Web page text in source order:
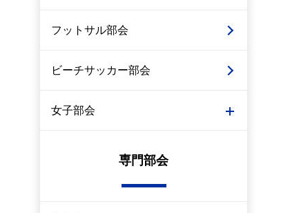
フットサル部会
ビーチサッカー部会
女子部会
専門部会